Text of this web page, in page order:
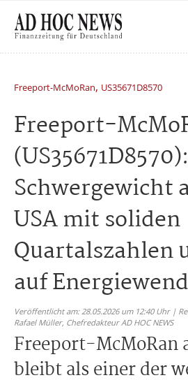
Freeport-McMoRan, US35671D8570
Freeport-
Schwergewicht
USA mit soliden
Quartalszahlen
auf
Veröffentlicht am: 28.05.2026 um 12:40 Uhr |
Rafael Müller, Chefredakteur AD HOC NEWS
Freeport-McMoRan
bleibt als einer der